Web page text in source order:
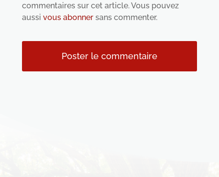
commentaires sur cet article. Vous pouvez
aussi vous abonnersans commenter.